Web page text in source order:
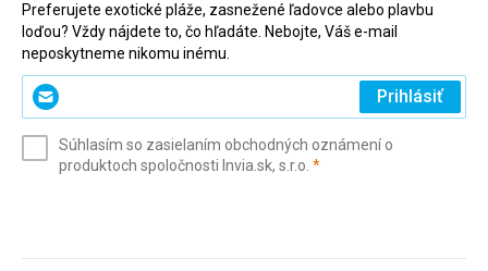
Preferujete exotické pláže, zasnežené ľadovce alebo plavbu
loďou? Vždy nájdete to, čo hľadáte. Nebojte, Váš e-mail
neposkytneme nikomu inému.
Zadajte
svoj
(povinné)
Prihlásiť
Súhlasím so zasielaním obchodných oznámení o
produktoch spoločnosti Invia.sk, s.r.o. *(povinné)